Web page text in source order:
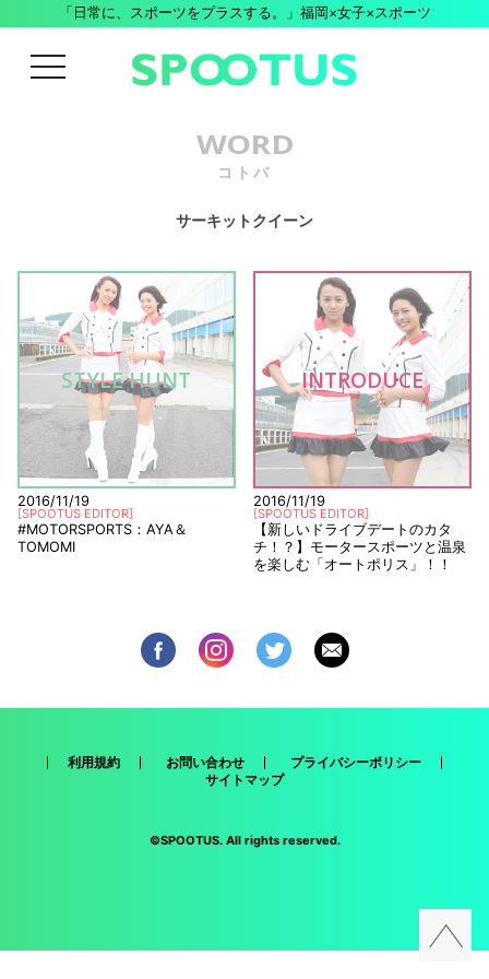
「日常に、スポーツをプラスする。」福岡×女子×スポーツ
menu
WORD
コトバ
サーキットクイーン
STYLE HUNT
2016/11/19
[SPOOTUS EDITOR]
#MOTORSPORTS：AYA＆
TOMOMI
INTRODUCE
2016/11/19
[SPOOTUS EDITOR]
【新しいドライブデートのカタ
チ！？】モータースポーツと温泉
を楽しむ「オートポリス」！！
利用規約 お問い合わせ
プライバシーポリシー
サイトマップ
©SPOOTUS. All rights reserved.